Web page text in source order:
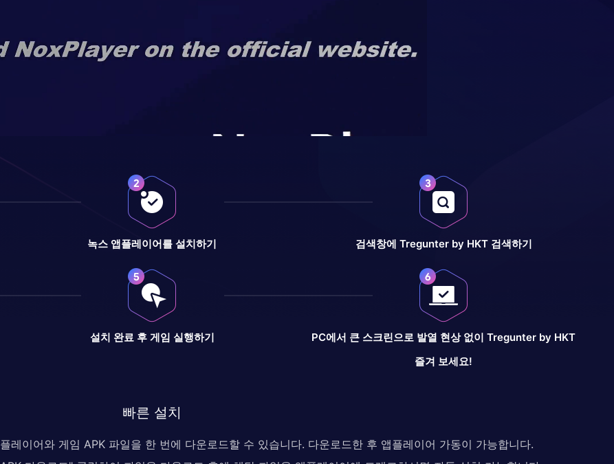
녹스 앱플레이어를 설치하기 검색창에 Tregunter by HKT 검색하기
설치 완료 후 게임 실행하기
PC에서 큰 스크린으로 발열 현상 없이 Tregunter by HKT
즐겨 보세요!
빠른 설치
레이어와 게임 APK 파일을 한 번에 다운로드할 수 있습니다. 다운로드한 후 앱플레이어 가동이 가능합니다.